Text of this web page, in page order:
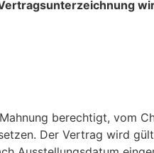
berechtigt, vom
Der Vertrag wird